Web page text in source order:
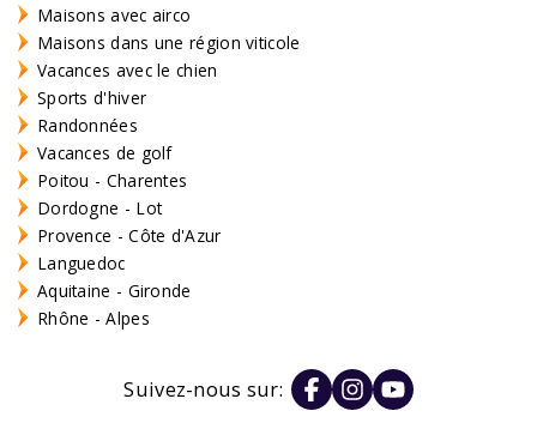
Maisons avec airco
Maisons dans une région viticole
Vacances avec le chien
Sports d'hiver
Randonnées
Vacances de golf
Poitou - Charentes
Dordogne - Lot
Provence - Côte d'Azur
Languedoc
Aquitaine - Gironde
Rhône - Alpes
Suivez-nous sur: